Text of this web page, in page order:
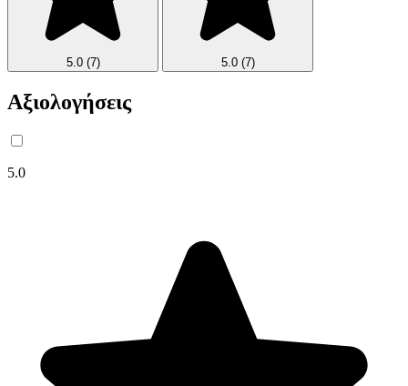
5.0 (7) 5.0 (7)
Αξιολογήσεις
5.0